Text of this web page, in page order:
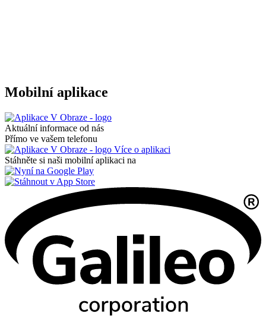
Mobilní aplikace
Aktuální informace od nás
Přímo ve vašem telefonu
Více o aplikaci
Stáhněte si naši mobilní aplikaci na